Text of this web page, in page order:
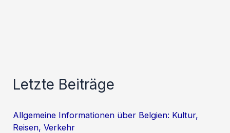
Letzte Beiträge
Allgemeine Informationen über Belgien: Kultur,
Reisen, Verkehr